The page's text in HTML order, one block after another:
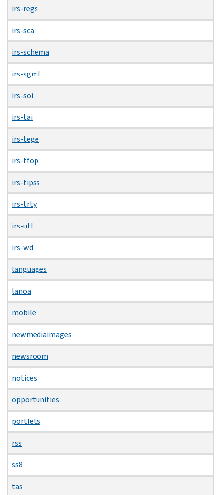
irs-regs
irs-sca
irs-schema
irs-sgml
irs-soi
irs-tai
irs-tege
irs-tfop
irs-tipss
irs-trty
irs-utl
irs-wd
languages
lanoa
mobile
newmediaimages
newsroom
notices
opportunities
portlets
rss
ss8
tas